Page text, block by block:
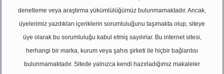
denetleme veya araştırma yükümlülüğümüz bulunmamaktadır. Ancak,
üyelerimiz yazdıkları içeriklerin sorumluluğunu taşımakta olup, siteye
üye olarak bu sorumluluğu kabul etmiş sayılırlar. Bu internet sitesi,
herhangi bir marka, kurum veya şahıs şirketi ile hiçbir bağlantısı
bulunmamaktadır. Sitede yalnızca kendi hazırladığımız makaleler